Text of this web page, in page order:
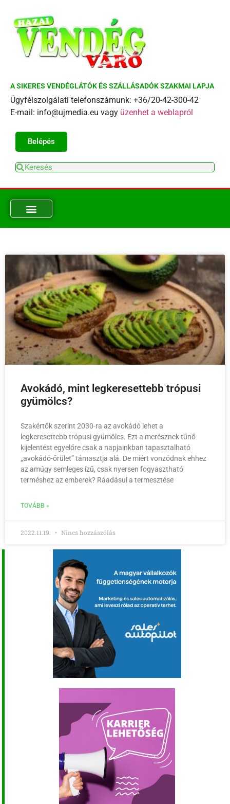
A SIKERES VENDÉGLÁTÓK ÉS SZÁLLÁSADÓK SZAKMAI LAPJA
Ügyfélszolgálati telefonszámunk: +36/20-42-300-42
E-mail: info@ujmedia.eu vagy üzenhet a weblapról
Belépés
Avokádó, mint legkeresettebb trópusi
gyümölcs?
Szakértők szerint 2030-ra az avokádó lehet a
legkeresettebb trópusi gyümölcs. Ezt a merésznek tűnő
kijelentést egyelőre csak a napjainkban tapasztalható
„avokádó-őrület” támasztja alá. De miért vonzódnak ehhez
az amúgy semleges ízű, csak nyersen fogyasztható
terméshez az emberek? Ráadásul a termesztése
TOVÁBB »
2022.11.19. Nincs hozzászólás